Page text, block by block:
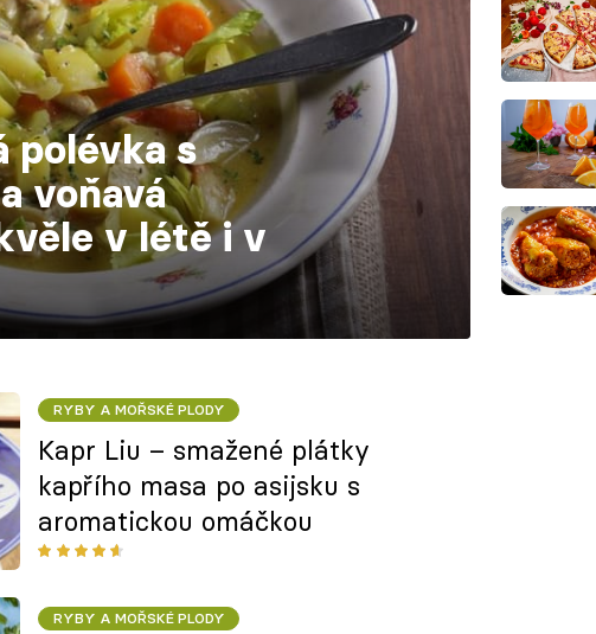
polévka s
voňavá
v létě i v
RYBY A MOŘSKÉ PLODY
Kapr Liu – smažené plátky
kapřího masa po asijsku s
aromatickou omáčkou
RYBY A MOŘSKÉ PLODY